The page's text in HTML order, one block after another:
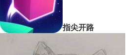
指尖开路